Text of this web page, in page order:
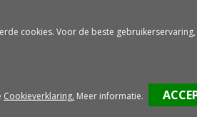
cookies. Voor de beste
Cookieverklaring. Meer informatie.